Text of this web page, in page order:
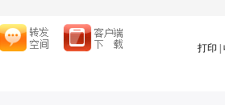
打印